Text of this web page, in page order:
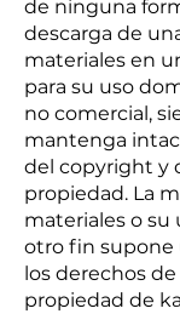
de ninguna
descarga de
materiales en
para su uso
no comercial,
mantenga
del copyright y
propiedad. La
materiales o su
otro fin supone
los derechos
propiedad de